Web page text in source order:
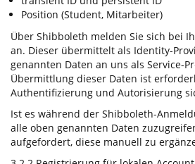
Position (Student, Mitarbeiter)
Über Shibboleth melden Sie sich bei
an. Dieser übermittelt als Identity-
genannten Daten an uns als Service-
Übermittlung dieser Daten ist
Authentifizierung und Autorisierung
Ist es während der Shibboleth-
alle oben genannten Daten
aufgefordert, diese manuell zu